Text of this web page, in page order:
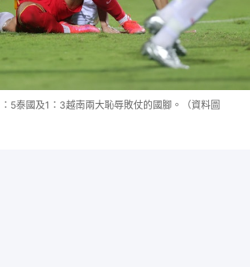
5泰國及1：3越南兩大恥辱敗仗的國腳。（資料圖